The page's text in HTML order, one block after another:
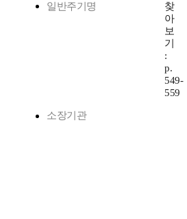
일반주기명
찾
아
보
기
:
p.
549-
559
소장기관